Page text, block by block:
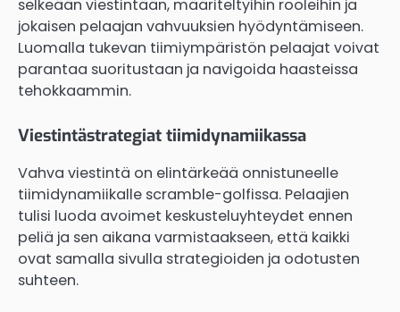
selkeään viestintään, määriteltyihin rooleihin ja
jokaisen pelaajan vahvuuksien hyödyntämiseen.
Luomalla tukevan tiimiympäristön pelaajat voivat
parantaa suoritustaan ja navigoida haasteissa
tehokkaammin.
Viestintästrategiat tiimidynamiikassa
Vahva viestintä on elintärkeää onnistuneelle
tiimidynamiikalle scramble-golfissa. Pelaajien
tulisi luoda avoimet keskusteluyhteydet ennen
peliä ja sen aikana varmistaakseen, että kaikki
ovat samalla sivulla strategioiden ja odotusten
suhteen.